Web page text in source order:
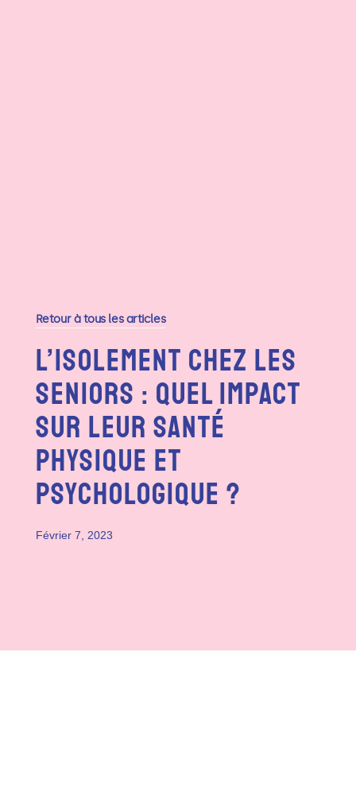
Retour à tous les articles
L’isolement Chez Les
Seniors : Quel Impact
Sur Leur Santé
Physique Et
Psychologique ?
Février 7, 2023